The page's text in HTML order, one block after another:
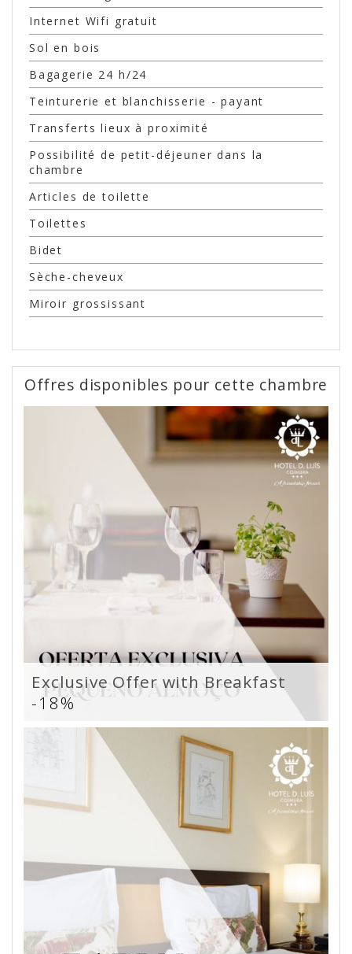
Internet Wifi gratuit
Sol en bois
Bagagerie 24 h/24
Teinturerie et blanchisserie - payant
Transferts lieux à proximité
Possibilité de petit-déjeuner dans la
chambre
Articles de toilette
Toilettes
Bidet
Sèche-cheveux
Miroir grossissant
Offres disponibles pour cette chambre
Exclusive Offer with Breakfast
-18%